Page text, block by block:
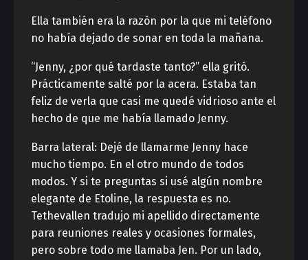
Ella también era la razón por la que mi teléfono
no había dejado de sonar en toda la mañana.
“Jenny, ¿por qué tardaste tanto?” ella gritó.
Prácticamente salté por la acera. Estaba tan
feliz de verla que casi me quedé vidrioso ante el
hecho de que me había llamado Jenny.
Barra lateral: Dejé de llamarme Jenny hace
mucho tiempo. En el otro mundo de todos
modos. Y si te preguntas si usé algún nombre
elegante de Etoline, la respuesta es no.
Tethevallen tradujo mi apellido directamente
para reuniones reales y ocasiones formales,
pero sobre todo me llamaba Jen. Por un lado,